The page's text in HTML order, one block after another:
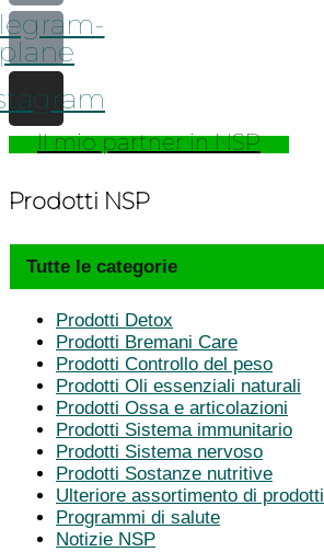
Il mio partner in NSP
Prodotti NSP
Tutte le categorie
Prodotti Detox
Prodotti Bremani Care
Prodotti Controllo del peso
Prodotti Oli essenziali naturali
Prodotti Ossa e articolazioni
Prodotti Sistema immunitario
Prodotti Sistema nervoso
Prodotti Sostanze nutritive
Ulteriore assortimento di prodotti
Programmi di salute
Notizie NSP